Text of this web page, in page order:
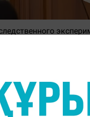
болған үйге